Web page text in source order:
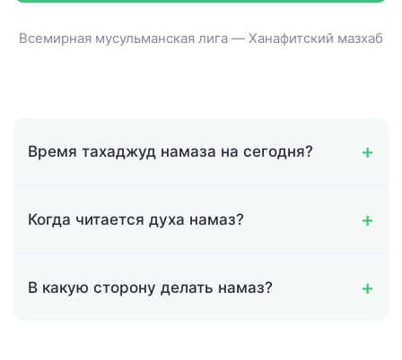
Всемирная мусульманская лига — Ханафитский мазхаб
Время тахаджуд намаза на сегодня?
Когда читается духа намаз?
В какую сторону делать намаз?